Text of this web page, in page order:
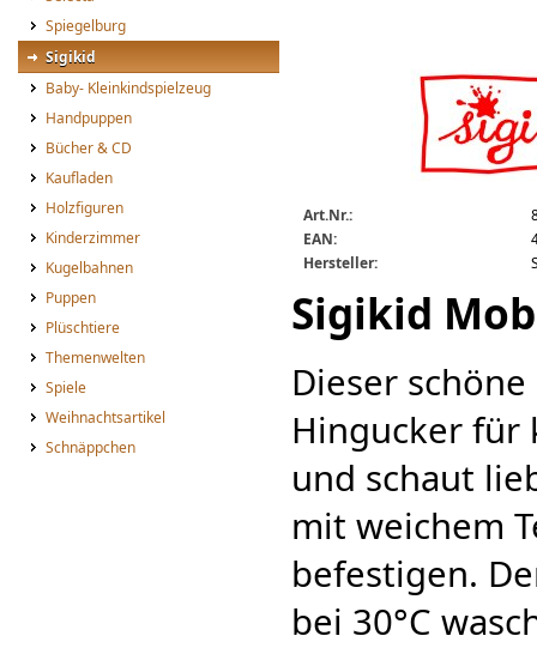
Spiegelburg
Sigikid
Baby- Kleinkindspielzeug
Handpuppen
Bücher & CD
Kaufladen
Holzfiguren
Kinderzimmer
Kugelbahnen
Puppen
Plüschtiere
Themenwelten
Spiele
Weihnachtsartikel
Schnäppchen
Art.Nr.:
EAN:
Hersteller:
Sigikid
Dieser
Hingucker für
und schaut
mit weichem
befestigen.
bei 30°C